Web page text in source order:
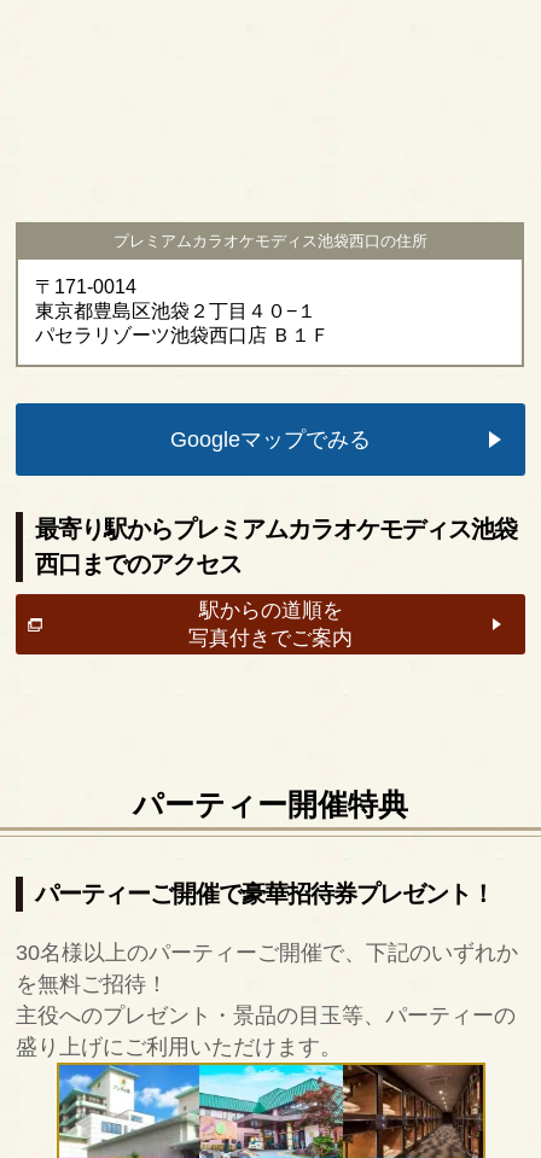
プレミアムカラオケモディス池袋西口の住所
〒171-0014
東京都豊島区池袋２丁目４０−１
パセラリゾーツ池袋西口店 Ｂ１Ｆ
Googleマップでみる
最寄り駅からプレミアムカラオケモディス池袋
西口までのアクセス
駅からの道順を
写真付きでご案内
パーティー開催特典
パーティーご開催で豪華招待券プレゼント！
30名様以上のパーティーご開催で、下記のいずれか
を無料ご招待！
主役へのプレゼント・景品の目玉等、パーティーの
盛り上げにご利用いただけます。